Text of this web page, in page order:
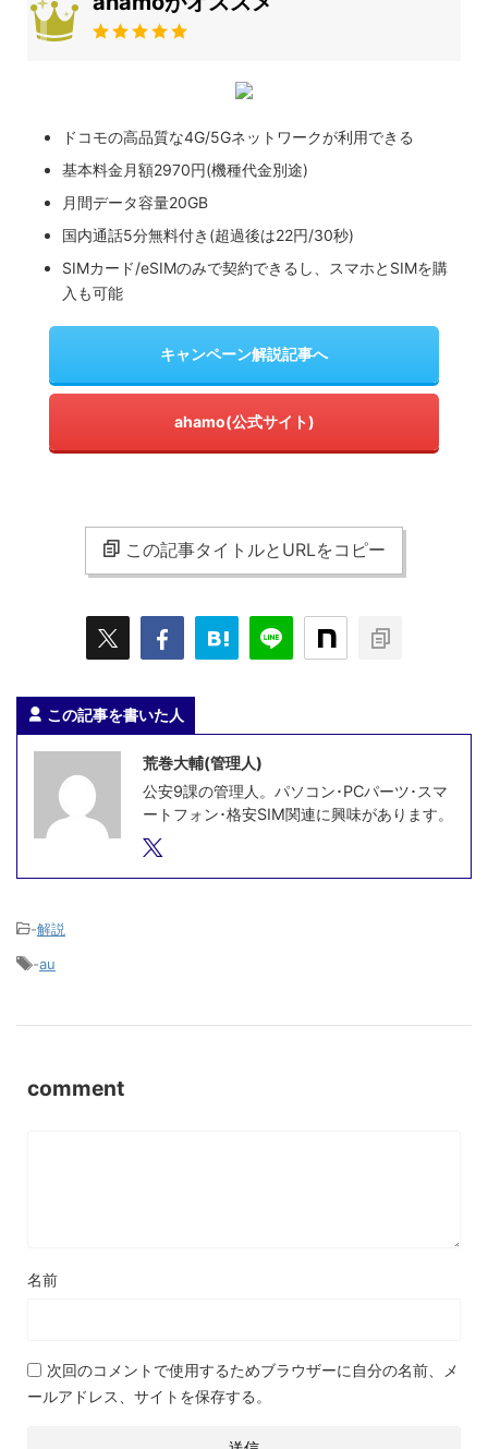
ドコモの高品質な4G/5Gネットワークが利用できる
基本料金月額2970円(機種代金別途)
月間データ容量20GB
国内通話5分無料付き(超過後は22円/30秒)
SIMカード/eSIMのみで契約できるし、スマホとSIMを購
入も可能
キャンペーン解説記事へ
ahamo(公式サイト)
この記事タイトルとURLをコピー
この記事を書いた人
荒巻大輔(管理人)
公安9課の管理人。パソコン･PCパーツ･スマ
ートフォン･格安SIM関連に興味があります。
-解説
-au
comment
名前
次回のコメントで使用するためブラウザーに自分の名前、メ
ールアドレス、サイトを保存する。